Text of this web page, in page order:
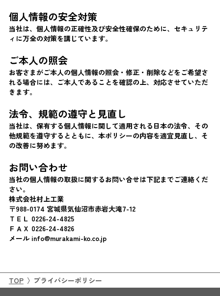
個人情報の安全対策
当社は、個人情報の正確性及び安全性確保のために、セキュリテ
ィに万全の対策を講じています。
ご本人の照会
お客さまがご本人の個人情報の照会・修正・削除などをご希望さ
れる場合には、ご本人であることを確認の上、対応させていただ
きます。
法令、規範の遵守と見直し
当社は、保有する個人情報に関して適用される日本の法令、その
他規範を遵守するとともに、本ポリシーの内容を適宜見直し、そ
の改善に努めます。
お問い合わせ
当社の個人情報の取扱に関するお問い合せは下記までご連絡くだ
さい。
株式会社村上工業
〒988-0174 宮城県気仙沼市赤岩大滝7-12
ＴＥＬ 0226-24-4825
ＦＡＸ 0226-24-4826
メール info@murakami-ko.co.jp
TOP プライバシーポリシー